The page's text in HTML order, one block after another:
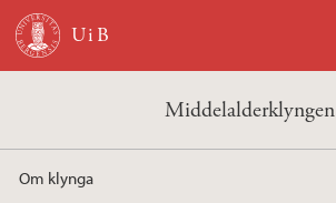
Hopp til hovedinnhold
Middelalderklyngen
Om klynga